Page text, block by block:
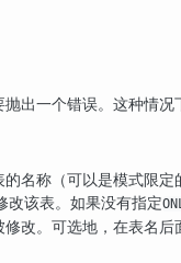
出一个错误。这种情况
名称（可以是模式限定
改该表。如果没有指定
改。可选地，在表名后